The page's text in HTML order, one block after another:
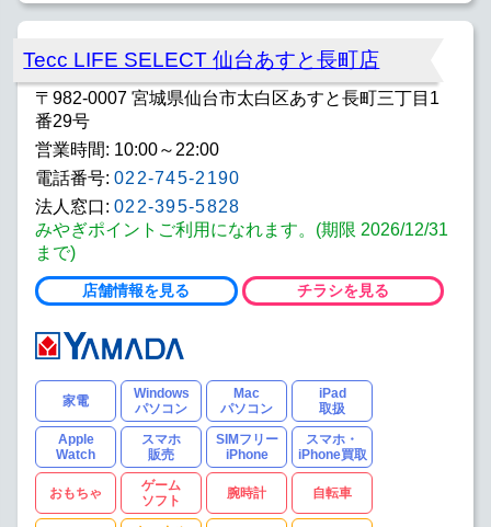
Tecc LIFE SELECT 仙台あすと長町店
〒982-0007 宮城県仙台市太白区あすと長町三丁目1
番29号
営業時間: 10:00～22:00
電話番号: 022-745-2190
法人窓口: 022-395-5828
みやぎポイントご利用になれます。(期限 2026/12/31
まで)
店舗情報を見る チラシを見る
家電
Windows
パソコン
Mac
パソコン
iPad
取扱
Apple
Watch
スマホ
販売
SIMフリー
iPhone
スマホ・
iPhone買取
おもちゃ
ゲーム
ソフト
腕時計 自転車